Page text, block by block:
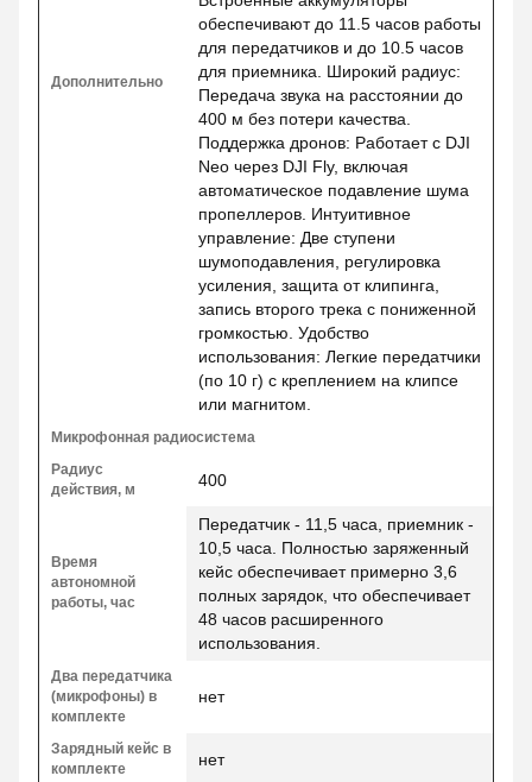
Дополнительно
обеспечивают до 11.5 часов работы
для передатчиков и до 10.5 часов
для приемника. Широкий радиус:
Передача звука на расстоянии до
400 м без потери качества.
Поддержка дронов: Работает с DJI
Neo через DJI Fly, включая
автоматическое подавление шума
пропеллеров. Интуитивное
управление: Две ступени
шумоподавления, регулировка
усиления, защита от клипинга,
запись второго трека с пониженной
громкостью. Удобство
использования: Легкие передатчики
(по 10 г) с креплением на клипсе
или магнитом.
Микрофонная радиосистема
Радиус
действия, м
400
Время
автономной
работы, час
Передатчик - 11,5 часа, приемник -
10,5 часа. Полностью заряженный
кейс обеспечивает примерно 3,6
полных зарядок, что обеспечивает
48 часов расширенного
использования.
Два передатчика
(микрофоны) в
комплекте
нет
Зарядный кейс в
комплекте
нет